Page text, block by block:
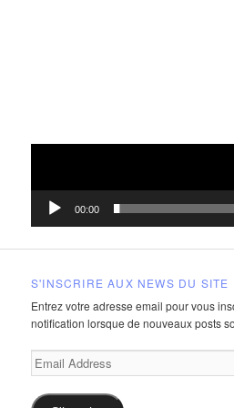
00:00
S'INSCRIRE AUX NEWS DU SITE
Entrez votre adresse email pour vous
notification lorsque de nouveaux posts
Email
Address